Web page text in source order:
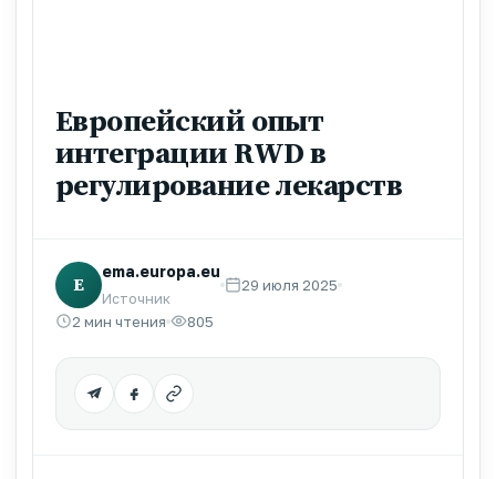
Европейский опыт
интеграции RWD в
регулирование лекарств
E
ema.europa.eu
Источник
29 июля 2025
2 мин чтения 805